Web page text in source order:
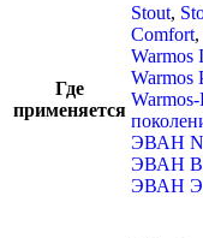
Где
применяется
Stout,
Comfort,
Warmos
Warmos
ЭВАН
ЭВАН
ЭВАН